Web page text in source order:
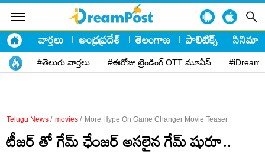
వార్తలు ఆంధ్రప్రదేశ్ తెలంగాణ పాలిటిక్స్ సినిమా
#తెలుగు వార్తలు #ఈరోజు ట్రెండింగ్ OTT మూవీస్
Telugu News / movies / More Hype On Game Changer Movie Teaser
టీజర్ తో గేమ్ ఛేంజర్ అసలైన గేమ్ షురూ..